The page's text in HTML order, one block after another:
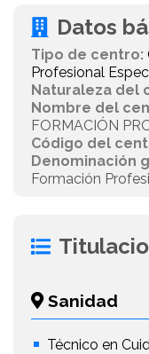
Datos
Tipo de centro:
Profesional
Naturaleza del
Nombre del
FORMACIÓN
Código del
Denominación
Formación
Sanidad
Técnico en